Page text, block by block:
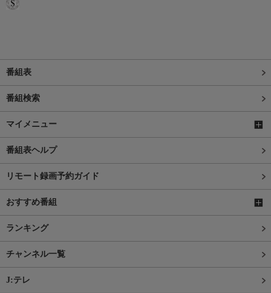
番組表
番組検索
マイメニュー
番組表ヘルプ
リモート録画予約ガイド
おすすめ番組
ランキング
チャンネル一覧
J:テレ